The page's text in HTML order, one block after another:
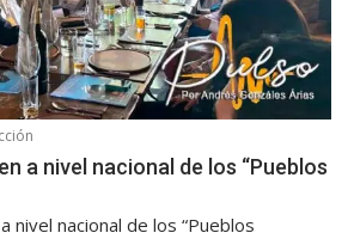
a nivel nacional de los “Pueblos
nivel nacional de los “Pueblos